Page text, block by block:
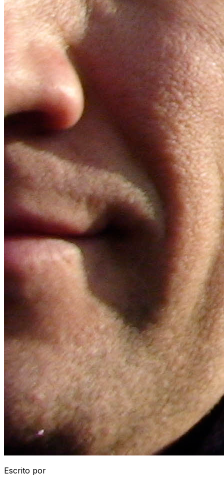
Escrito por